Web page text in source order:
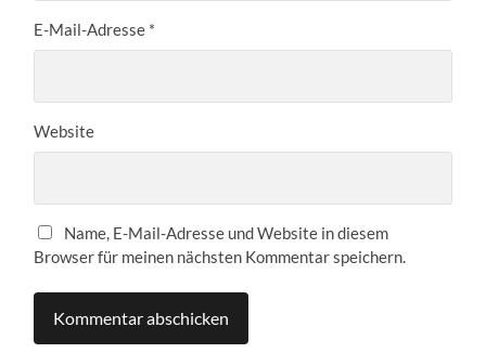
E-Mail-Adresse *
Website
Name, E-Mail-Adresse und Website in diesem
Browser für meinen nächsten Kommentar speichern.